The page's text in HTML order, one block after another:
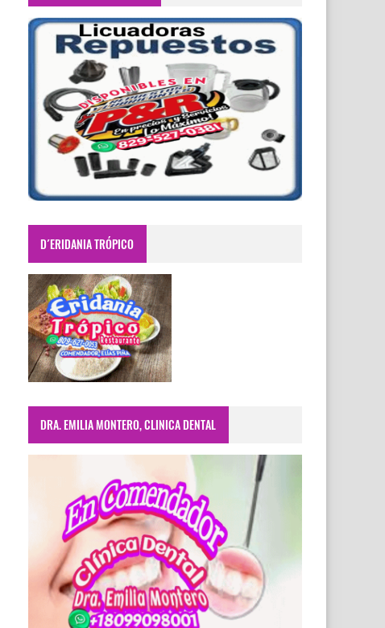
D´ERIDANIA TRÓPICO
DRA. EMILIA MONTERO, CLINICA DENTAL